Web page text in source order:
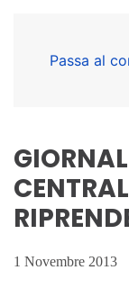
Passa al
1 Novembre 2013